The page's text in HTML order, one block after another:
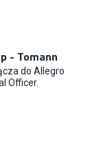
- Tomann
do Allegro
Officer.